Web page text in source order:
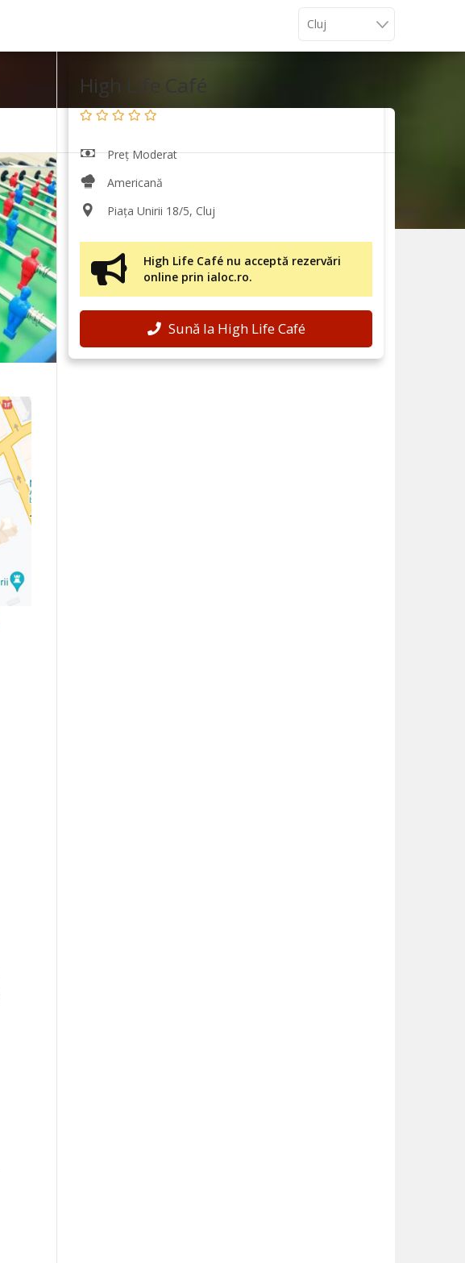
High Life Café
Preț Moderat
Americană
Piața Unirii 18/5, Cluj
High Life Café nu acceptă rezervări
online prin ialoc.ro.
Sună la High Life Café